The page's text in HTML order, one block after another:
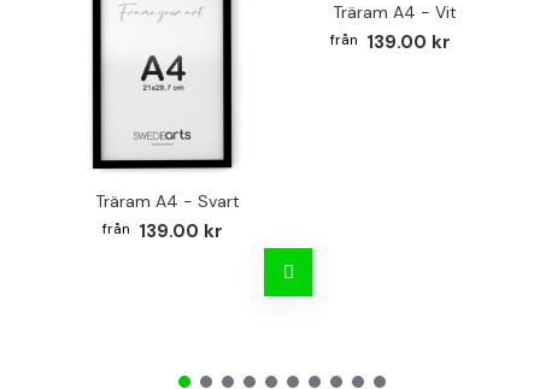
Träram A4 - Svart
139.00 kr
Träram A4 - Vit
139.00 kr